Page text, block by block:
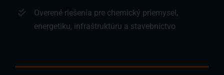
Overené riešenia pre chemický priemysel,
energetiku, infraštruktúru a stavebníctvo